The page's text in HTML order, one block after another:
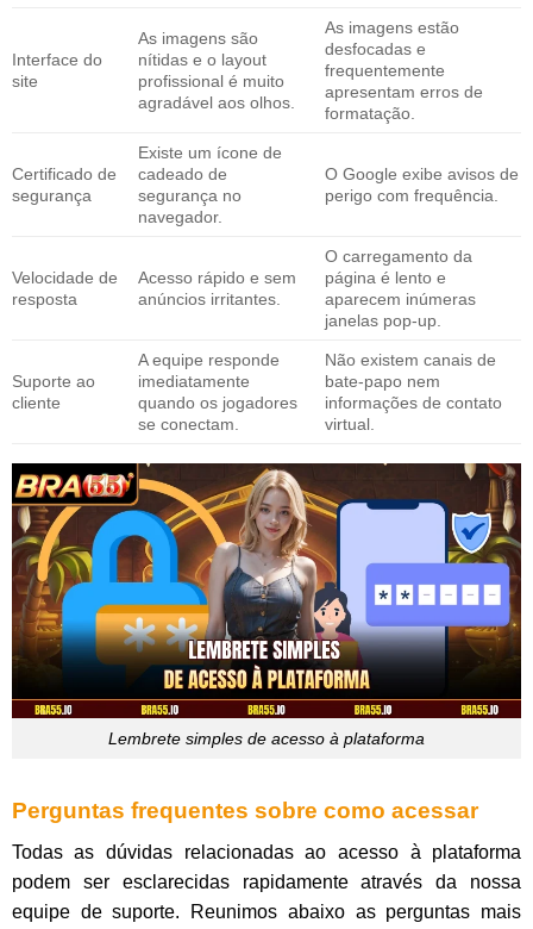
Interface do
site
As imagens são
nítidas e o layout
profissional é muito
agradável aos olhos.
As imagens estão
desfocadas e
frequentemente
apresentam erros de
formatação.
Certificado de
segurança
Existe um ícone de
cadeado de
segurança no
navegador.
O Google exibe avisos de
perigo com frequência.
Velocidade de
resposta
Acesso rápido e sem
anúncios irritantes.
O carregamento da
página é lento e
aparecem inúmeras
janelas pop-up.
Suporte ao
cliente
A equipe responde
imediatamente
quando os jogadores
se conectam.
Não existem canais de
bate-papo nem
informações de contato
virtual.
Lembrete simples de acesso à plataforma
Perguntas frequentes sobre como acessar
Todas as dúvidas relacionadas ao acesso à plataforma
podem ser esclarecidas rapidamente através da nossa
equipe de suporte. Reunimos abaixo as perguntas mais